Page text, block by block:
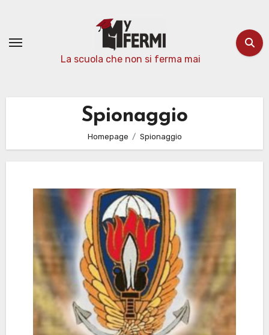
contenuto
La scuola che non si ferma mai
Spionaggio
Homepage Spionaggio